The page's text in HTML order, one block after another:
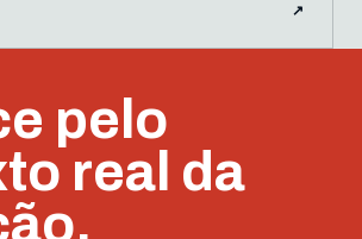
↗
pelo
real da